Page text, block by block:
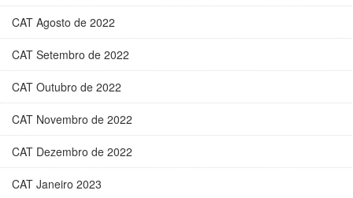
CAT Agosto de 2022
CAT Setembro de 2022
CAT Outubro de 2022
CAT Novembro de 2022
CAT Dezembro de 2022
CAT Janeiro 2023